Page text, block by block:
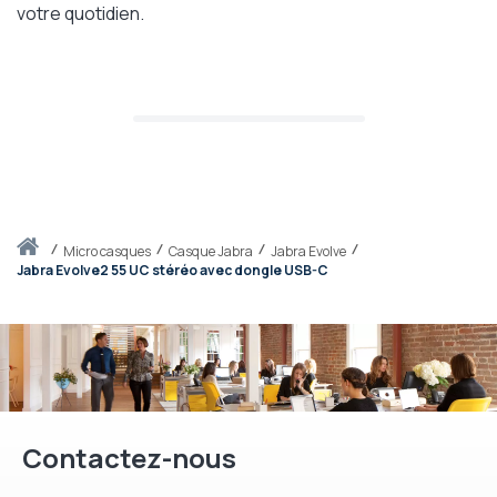
Accueilmicro casques Casque Jabra
Jabra Evolve
Jabra Evolve2 55 UC stéréo avec dongle USB-C
votre quotidien.
Contactez-nous